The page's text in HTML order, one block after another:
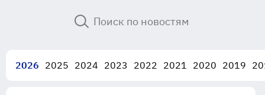
2026 2025 2024 2023 2022 2021 2020 2019